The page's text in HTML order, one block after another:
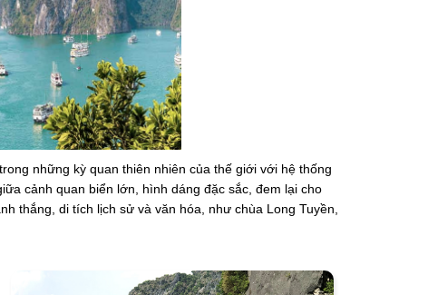
những kỳ quan thiên nhiên của thế giới với hệ thống
cảnh quan biển lớn, hình dáng đặc sắc, đem lại cho
thắng, di tích lịch sử và văn hóa, như chùa Long Tuyền,